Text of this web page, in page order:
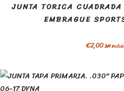
JUNTA TORICA
EMBRAGUE
€2,00IVA